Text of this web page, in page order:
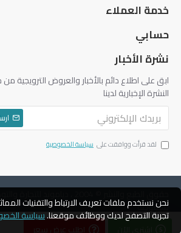
اطلب عرض سعر
خدمة العملاء
حسابي
نشرة الأخبار
ابق على اطلاع دائم بالأخبار والعروض الترويجية
النشرة الإخبارية لدينا
لقد قرأت ووافقت على سياسة الخصوصية
حقوق الطبع والنشر © 2004 ،
محفوظة
نحن نستخدم ملفات تعريف الارتباط والتقنيات
تجربة التصفح لديك ووظائف موقعنا.سياسة